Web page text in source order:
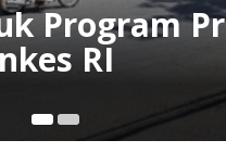
Desak
Kapus dan